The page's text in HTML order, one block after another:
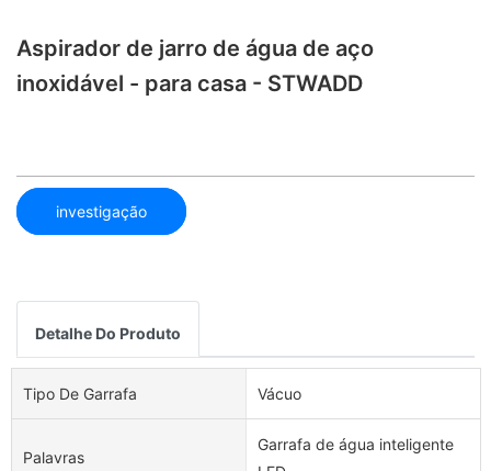
Aspirador de jarro de água de aço
inoxidável - para casa - STWADD
investigação
Detalhe Do Produto
Tipo De Garrafa Vácuo
Palavras
Garrafa de água inteligente